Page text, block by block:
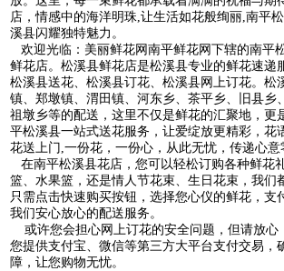
店，情感中的海洋明珠,让生活如花般绚丽,南平
溪县闪耀独特魅力。
欢迎光临：美丽鲜花网南平鲜花网下辖的南平
鲜花店。松溪县鲜花店是松溪县专业的鲜花速递
松溪县送花、松溪县订花、松溪县网上订花。松
镇、郑墩镇、渭田镇、河东乡、茶平乡、旧县乡
祖墩乡等的配送，这里不仅是鲜花的汇聚地，更
平松溪县一站式送花服务，让爱绽放更精彩，花
花送上门,一份花，一份心，从此无忧，传递心意
在南平松溪县花店，您可以轻松订购各种鲜花
篮、水果篮，还是情人节花束、生日花束，我们
只需点击快速购买按钮，选择您心仪的鲜花，支
我们安心放心的配送服务。
或许您会担心网上订花的安全问题，但请放心
您提供支付宝、微信等第三方大平台支付交易，
障，让您购物无忧。